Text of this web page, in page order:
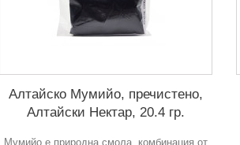
Алтайско Мумийо, пречистено,
Алтайски Нектар, 20.4 гр.
Мумийо е природна смола, комбинация от